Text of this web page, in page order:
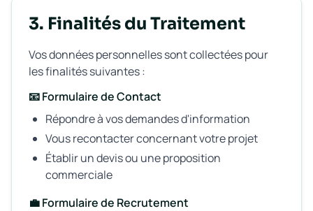
3. Finalités du Traitement
Vos données personnelles sont collectées pour
les finalités suivantes :
📧 Formulaire de Contact
Répondre à vos demandes d'information
Vous recontacter concernant votre projet
Établir un devis ou une proposition
commerciale
💼 Formulaire de Recrutement